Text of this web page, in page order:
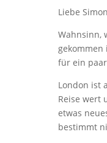
Liebe
Wahnsinn,
für ein
London ist
Reise wert
etwas
bestimmt